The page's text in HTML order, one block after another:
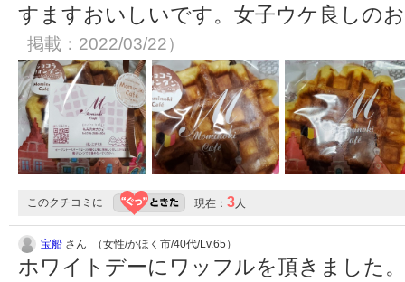
すますおいしいです。女子ウケ良しの
掲載：2022/03/22）
このクチコミに 現在： 3人
宝船 さん （女性/かほく市/40代/Lv.65）
ホワイトデーにワッフルを頂きました